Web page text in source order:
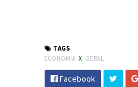
TAGS
ECONOMIA X GERAL
Facebook